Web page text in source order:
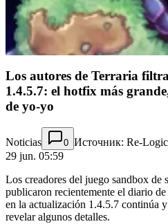
Los autores de Terraria
1.4.5.7: el hotfix más
de yo-yo
Noticias 0 Источник: Re-Logic
29 jun. 05:59
Los creadores del juego sandbox de
publicaron recientemente el diario
en la actualización 1.4.5.7 continúa
revelar algunos detalles.